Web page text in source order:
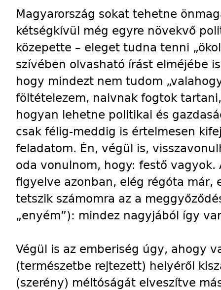
Magyarország sokat tehetne
kétségkívül még egyre növekvő
közepette – eleget tudna tenni
szívében olvasható írást elméjébe
hogy mindezt nem tudom
föltételezem, naivnak fogtok
hogyan lehetne politikai és
csak félig-meddig is értelmesen
feladatom. Én, végül is,
oda vonulnom, hogy: festő vagyok.
figyelve azonban, elég régóta már,
tetszik számomra az a
„enyém”): mindez nagyjából így
Végül is az emberiség úgy, ahogy
(természetbe rejtezett) helyéről
(szerény) méltóságát elveszítve